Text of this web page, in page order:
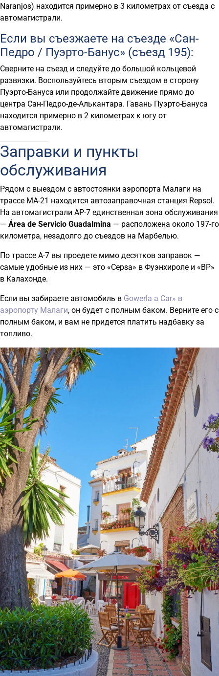
Naranjos) находится примерно в 3 километрах от съезда с
автомагистрали.
Если вы съезжаете на съезде «Сан-
Педро / Пуэрто-Банус» (съезд 195):
Сверните на съезд и следуйте до большой кольцевой
развязки. Воспользуйтесь вторым съездом в сторону
Пуэрто-Бануса или продолжайте движение прямо до
центра Сан-Педро-де-Алькантара. Гавань Пуэрто-Бануса
находится примерно в 2 километрах к югу от
автомагистрали.
Заправки и пункты
обслуживания
Рядом с выездом с автостоянки аэропорта Малаги на
трассе MA-21 находится автозаправочная станция Repsol.
На автомагистрали AP-7 единственная зона обслуживания
— Área de Servicio Guadalmina — расположена около 197-го
километра, незадолго до съездов на Марбелью.
По трассе A-7 вы проедете мимо десятков заправок —
самые удобные из них — это «Cepsa» в Фуэнхироле и «BP»
в Калахонде.
Если вы забираете автомобиль в Gowerla a Car» в
аэропорту Малаги, он будет с полным баком. Верните его с
полным баком, и вам не придется платить надбавку за
топливо.